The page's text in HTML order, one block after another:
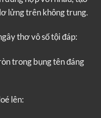
lửng trên không trung.
thơ vô số tội đáp:
trong bụng tên đáng
lên: